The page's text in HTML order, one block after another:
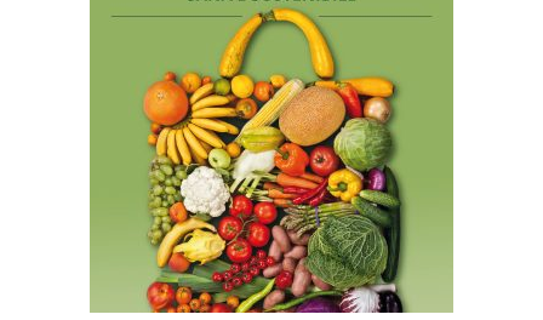
AGGIUNGI AL CARRELLO